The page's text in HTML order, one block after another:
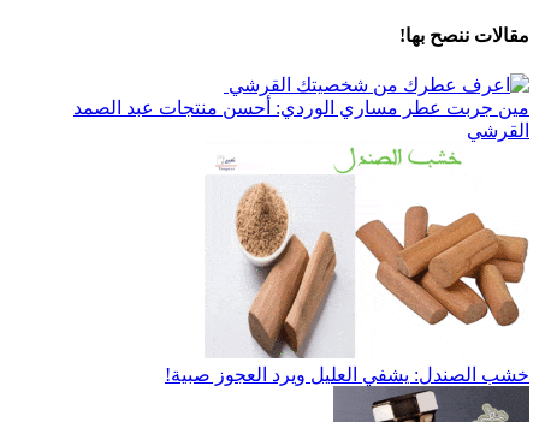
مقالات ننصح بها!
مين جربت عطر مساري الوردي: أحسن منتجات عبد الصمد
القرشي
خشب الصندل: يشفي العليل ويرد العجوز صبية!